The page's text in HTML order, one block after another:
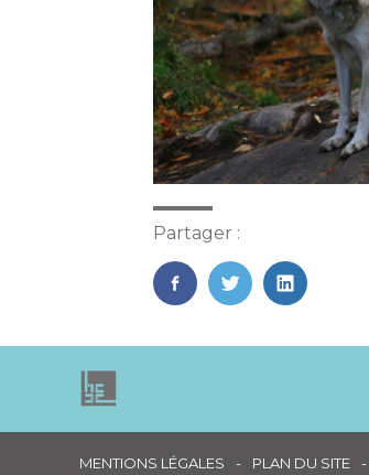
Partager :
FaceBook
TwitterLinkedIn
Footer
MENTIONS LÉGALES PLAN DU SITE